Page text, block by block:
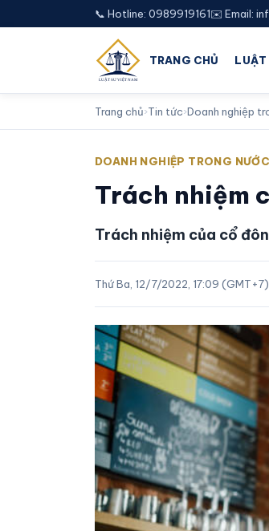
📞 Hotline: 0989919161✉️ Email:
TRANG CHỦ LUẬT
Trang chủ›Tin tức›Doanh nghiệp
DOANH NGHIỆP TRONG NƯỚC
Trách nhiệm
Trách nhiệm của cổ
Thứ Ba, 12/7/2022, 17:09 (GMT+7)